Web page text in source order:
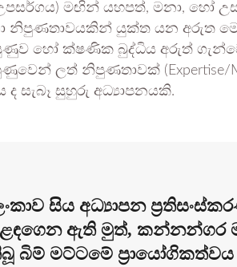
මඟින් යහපත්, මනා, හෝ
නිපුණතාවයකින් යුක්ත යන අරුත
හෝ ක්ෂණික බුද්ධිය අරුත්
ලත් නිපුණතාවක්
ද සැබෑ සුහුරු අධ්‍යාපනයකි.
සිය අධ්‍යාපන
ඇති මුත්, කන්නන්ගර
බිම් මට්ටමේ